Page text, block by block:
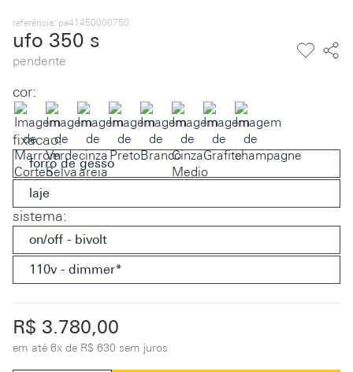
referência: pa41450000750
ufo 350 s
pendente
cor:
fixacao:
forro de gesso
laje
sistema:
on/off - bivolt
110v - dimmer*
R$ 3.780,00
em até 6x de R$ 630 sem juros